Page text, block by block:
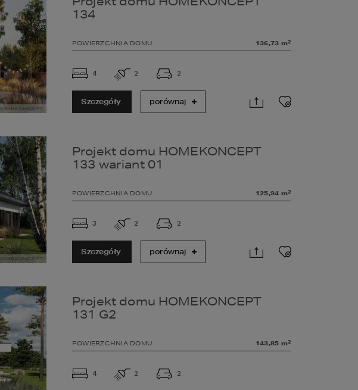
134
POWIERZCHNIA DOMU 136,73 m2
4 2 2
Szczegóły porównaj
Projekt domu HOMEKONCEPT
133 wariant 01
POWIERZCHNIA DOMU 125,94 m2
3 2 2
Szczegóły porównaj
Projekt domu HOMEKONCEPT
131 G2
POWIERZCHNIA DOMU 143,85 m2
4 2 2